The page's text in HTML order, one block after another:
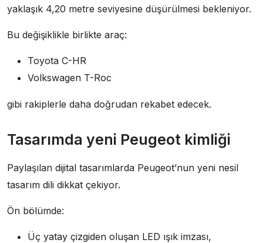
yaklaşık 4,20 metre seviyesine düşürülmesi bekleniyor.
Bu değişiklikle birlikte araç:
Toyota C-HR
Volkswagen T-Roc
gibi rakiplerle daha doğrudan rekabet edecek.
Tasarımda yeni Peugeot kimliği
Paylaşılan dijital tasarımlarda Peugeot’nun yeni nesil
tasarım dili dikkat çekiyor.
Ön bölümde:
Üç yatay çizgiden oluşan LED ışık imzası,